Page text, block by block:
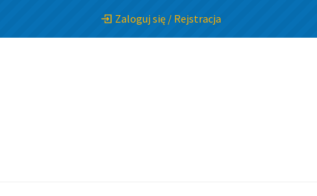
Zaloguj się / Rejstracja